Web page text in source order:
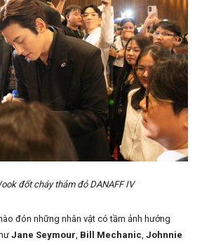
đốt cháy thảm đỏ DANAFF IV
đón những nhân vật có tầm ảnh hưởng
Jane Seymour, Bill Mechanic, Johnnie